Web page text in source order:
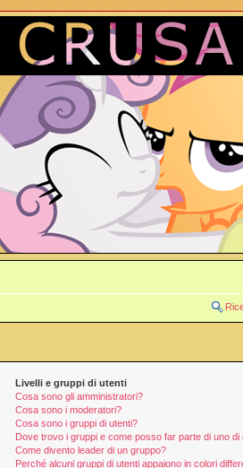
Livelli e gruppi di utenti
Cosa sono gli amministratori?
Cosa sono i moderatori?
Cosa sono i gruppi di utenti?
Dove trovo i gruppi e come posso far parte di uno di
Come divento leader di un gruppo?
Perché alcuni gruppi di utenti appaiono in colori